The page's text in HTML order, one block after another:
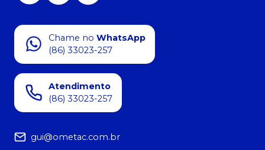
Chame no WhatsApp
(86) 33023-257
Atendimento
(86) 33023-257
gui@ometac.com.br